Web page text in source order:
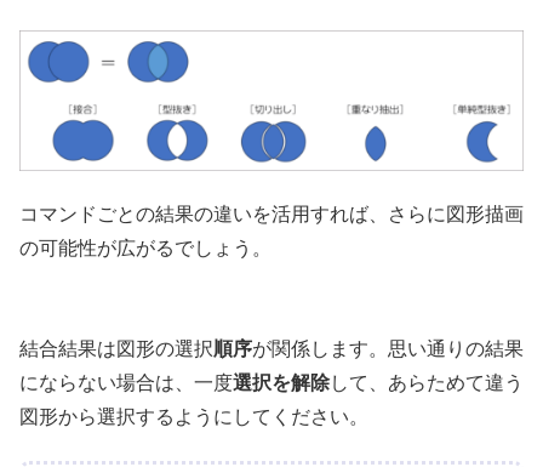
コマンドごとの結果の違いを活用すれば、さらに図形描画
の可能性が広がるでしょう。
結合結果は図形の選択順序が関係します。思い通りの結果
にならない場合は、一度選択を解除して、あらためて違う
図形から選択するようにしてください。